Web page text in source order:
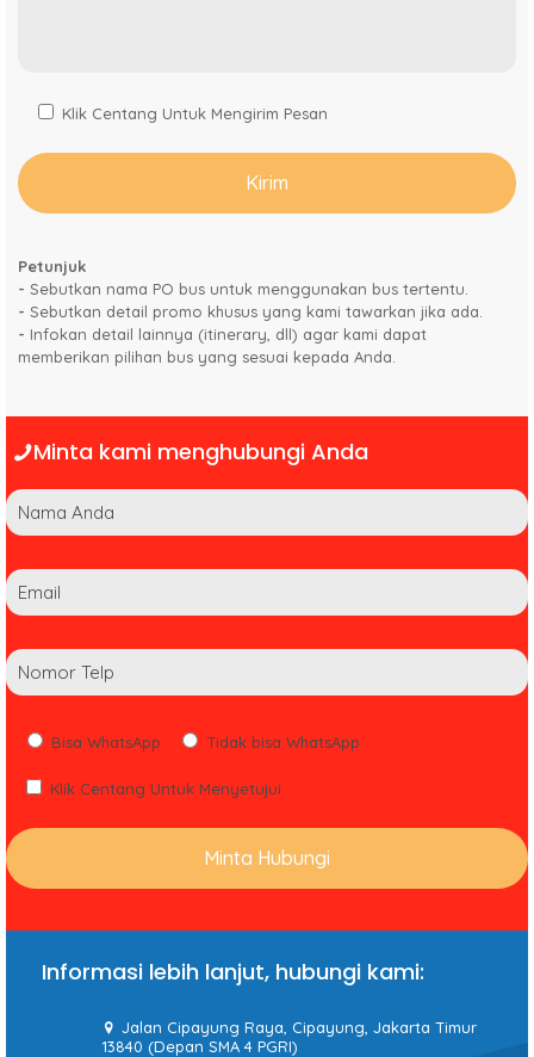
Klik Centang Untuk Mengirim Pesan
Petunjuk
- Sebutkan nama PO bus untuk menggunakan bus tertentu.
- Sebutkan detail promo khusus yang kami tawarkan jika ada.
- Infokan detail lainnya (itinerary, dll) agar kami dapat
memberikan pilihan bus yang sesuai kepada Anda.
‏‏‎Minta kami menghubungi Anda
Bisa WhatsApp Tidak bisa WhatsApp
Klik Centang Untuk Menyetujui
Informasi lebih lanjut, hubungi kami:
Jalan Cipayung Raya, Cipayung, Jakarta Timur
13840 (Depan SMA 4 PGRI)